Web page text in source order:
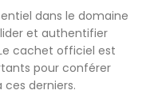
dans le domaine
et authentifier
cachet officiel est
pour conférer
derniers.